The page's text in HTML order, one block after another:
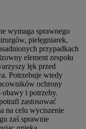
wymaga sprawnego
pielęgniarek,
przypadkach
element zespołu
lęk przed
Potrzebuje wtedy
ochrony
obawy i potrzeby.
zastosować
na celu wyciszenie
zaś sprawnie